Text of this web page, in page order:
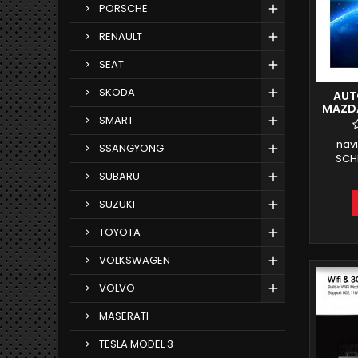
PORSCHE
RENAULT
SEAT
SKODA
SMART
SSANGYONG
SUBARU
SUZUKI
TOYOTA
VOLKSWAGEN
VOLVO
MASERATI
TESLA MODEL 3